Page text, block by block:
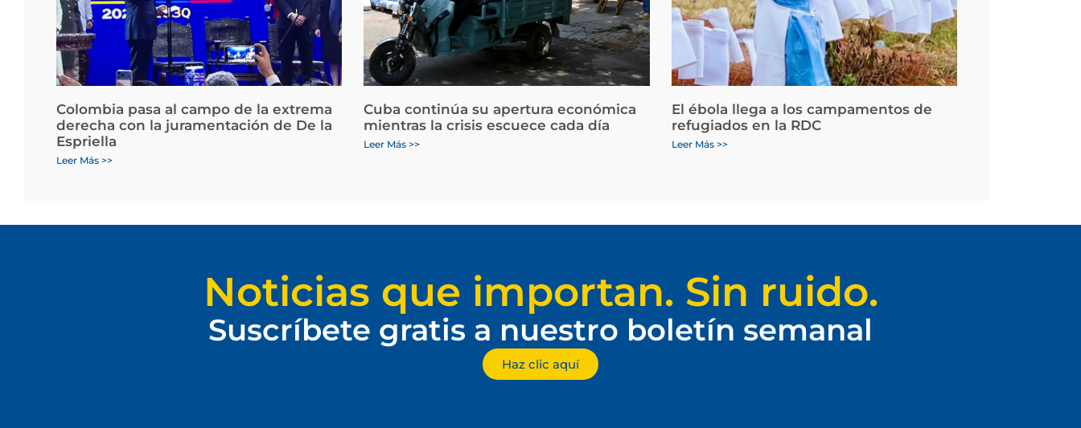
Colombia pasa al campo de la extrema
derecha con la juramentación de De la
Espriella
Leer Más >>
Cuba continúa su apertura económica
mientras la crisis escuece cada día
Leer Más >>
El ébola llega a los campamentos de
refugiados en la RDC
Leer Más >>
Noticias que importan. Sin ruido.
Suscríbete gratis a nuestro boletín semanal
Haz clic aquí